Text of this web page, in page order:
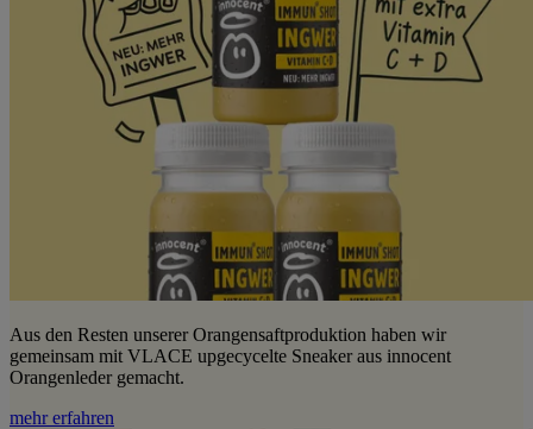
Aus den Resten unserer Orangensaftproduktion haben wir
gemeinsam mit VLACE upgecycelte Sneaker aus innocent
Orangenleder gemacht.
mehr erfahren